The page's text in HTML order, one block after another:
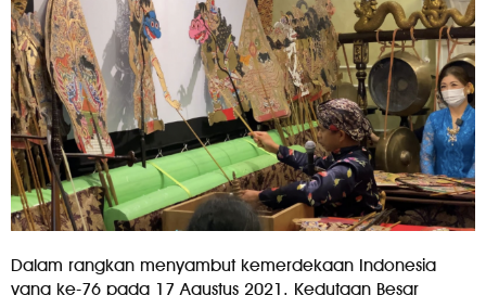
Dalam rangkan menyambut kemerdekaan Indonesia
yang ke-76 pada 17 Agustus 2021, Kedutaan Besar